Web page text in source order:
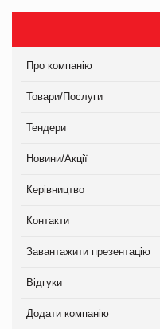
Про компанію
Товари/Послуги
Тендери
Новини/Акції
Керівництво
Контакти
Завантажити презентацію
Відгуки
Додати компанію